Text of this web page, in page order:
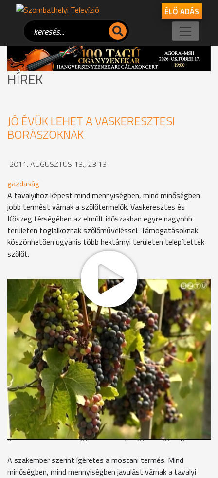
ÉLŐ ADÁS
HÍREK
JÓ ÉVÜK LEHET A VASKERESZTESI
BORÁSZOKNAK
2011. AUGUSZTUS 13., 23:13
gazdaság
A tavalyihoz képest mind mennyiségben, mind minőségben
jobb termést várnak a szőlőtermelők. Vaskeresztes és
Kőszeg térségében az elmúlt időszakban egyre nagyobb
területen foglalkoznak szőlőműveléssel. Támogatásoknak
köszönhetően ugyanis több hektárnyi területen telepítettek
szőlőt.
"A szőlő a zsendülés időszakát elkezdte, az érés szakaszában
Hatos István hegybíró az egyik vaskeresztesi szőlőben
beszél arról, hol tart a növény fejlődése. A tavaszi hűvösebb,
szárazabb időjárás miatt a virágzás is később zajlott ezen a
területen. Aztán megjött a jóidő: a 20 fok feletti hőmérséklet
és a 90% körüli relatív páratartalom segítette a szőlő
fejlődését, de a különböző gombabetegségeknek is
kedvezett.
"Egy ilyen peronoszpóra gombát lehet látni, meg ezen a picike
levélkén, ami hónaljból fejlődött. A fertőzés jelen volt, a
gazdának odakellett figyelnie ahhoz, hogy ne legyen gond."
A szakember szerint ígéretes a mostani termés. Mind
minőségben, mind mennyiségben javulást várnak a tavalyi